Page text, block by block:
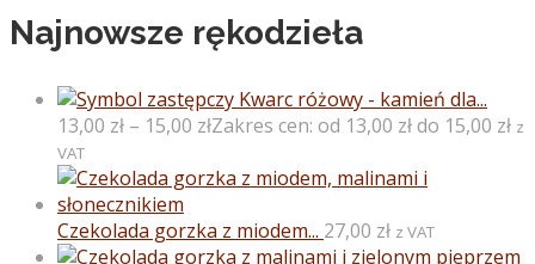
Najnowsze rękodzieła
Kwarc różowy - kamień dla...
13,00 zł – 15,00 złZakres cen: od 13,00 zł do 15,00 zł z
VAT
Czekolada gorzka z miodem... 27,00 zł z VAT